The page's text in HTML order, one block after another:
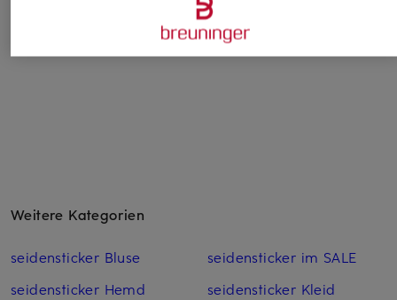
Bestpreis:16,99 €
Ursprünglich:49,99 €
Weitere Kategorien
seidensticker Bluse
seidensticker Hemd
seidensticker im SALE
seidensticker Kleid